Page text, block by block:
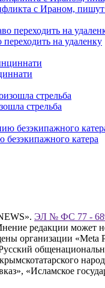
с Ираном,
на удаленку
стрельба
катера
ЭЛ № ФС 77 -
редакции может
организации «Meta
«Исламское